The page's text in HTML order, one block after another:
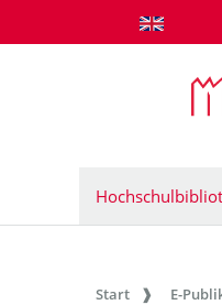
zum Inhalt springen
Start E-